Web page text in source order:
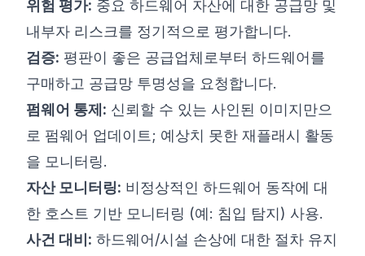
위험 평가: 중요 하드웨어 자산에 대한 공급망 및
내부자 리스크를 정기적으로 평가합니다.
검증: 평판이 좋은 공급업체로부터 하드웨어를
구매하고 공급망 투명성을 요청합니다.
펌웨어 통제: 신뢰할 수 있는 사인된 이미지만으
로 펌웨어 업데이트; 예상치 못한 재플래시 활동
을 모니터링.
자산 모니터링: 비정상적인 하드웨어 동작에 대
한 호스트 기반 모니터링 (예: 침입 탐지) 사용.
사건 대비: 하드웨어/시설 손상에 대한 절차 유지